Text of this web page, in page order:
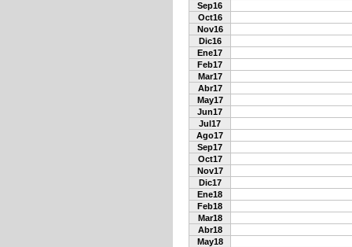
Sep16
Oct16
Nov16
Dic16
Ene17
Feb17
Mar17
Abr17
May17
Jun17
Jul17
Ago17
Sep17
Oct17
Nov17
Dic17
Ene18
Feb18
Mar18
Abr18
May18